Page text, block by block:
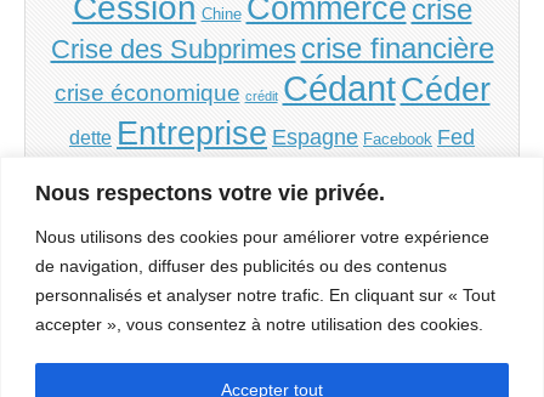
Nous respectons votre vie privée.
Nous utilisons des cookies pour améliorer votre expérience
de navigation, diffuser des publicités ou des contenus
personnalisés et analyser notre trafic. En cliquant sur « Tout
accepter », vous consentez à notre utilisation des cookies.
Accepter tout
Cession Chine Commerce crise
Crise des Subprimes crise financière
crise économique crédit CédantCéder
dette Entreprise Espagne Facebook Fed
PMEPMI
ReprendreRepreneur
RepriseSociété spéculation
Évaluation